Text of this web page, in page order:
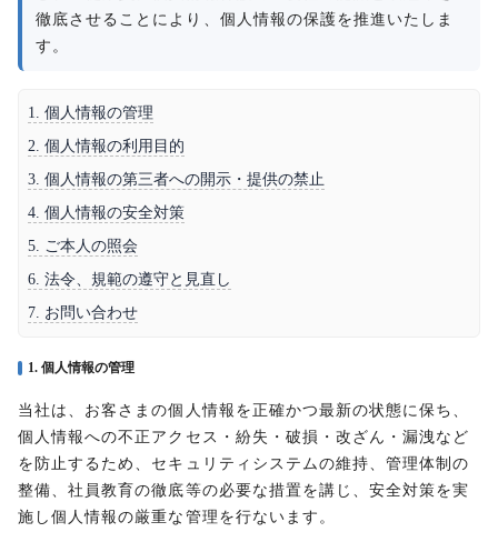
徹底させることにより、個人情報の保護を推進いたしま
す。
1. 個人情報の管理
2. 個人情報の利用目的
3. 個人情報の第三者への開示・提供の禁止
4. 個人情報の安全対策
5. ご本人の照会
6. 法令、規範の遵守と見直し
7. お問い合わせ
1. 個人情報の管理
当社は、お客さまの個人情報を正確かつ最新の状態に保ち、
個人情報への不正アクセス・紛失・破損・改ざん・漏洩など
を防止するため、セキュリティシステムの維持、管理体制の
整備、社員教育の徹底等の必要な措置を講じ、安全対策を実
施し個人情報の厳重な管理を行ないます。